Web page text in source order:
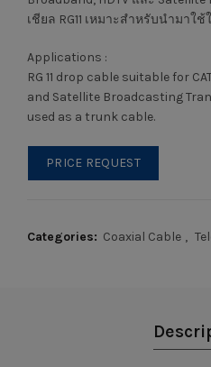
เชียล RG11 เหมาะสำหรับนำมาใ
Applications :
RG 11 drop cable suitable for
and Satellite Broadcasting
used as a trunk cable.
PRICE REQUEST
Categories: Coaxial Cable ,